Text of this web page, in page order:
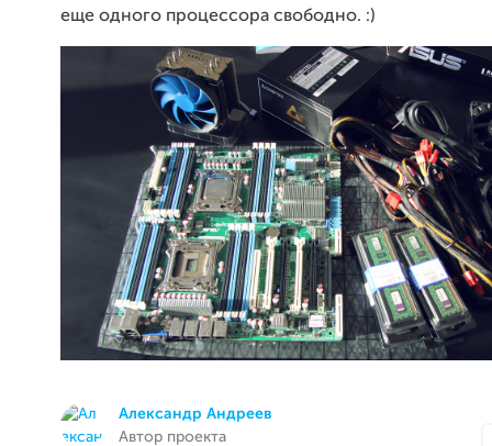
еще одного процессора свободно. :)
Александр Андреев
Автор проекта